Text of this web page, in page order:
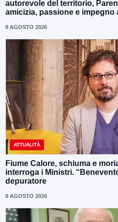
autorevole del territorio,
amicizia, passione e impegno
8 AGOSTO 2026
ATTUALITÀ
Fiume Calore, schiuma e
interroga i Ministri.
depuratore
8 AGOSTO 2026